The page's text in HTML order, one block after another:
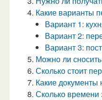
Какие варианты
Вариант 1:
Вариант 2:
Вариант 3:
Можно ли
Сколько стоит
Какие
Сколько времени